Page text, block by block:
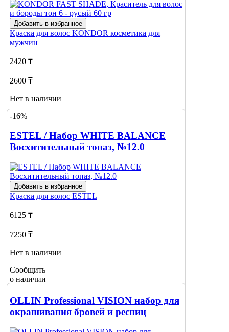
Добавить в избранное
Краска для волос KONDOR косметика для
мужчин
2420 ₸
2600 ₸
Нет в наличии
Сообщить
-16%
ESTEL / Набор WHITE BALANCE
Восхитительный топаз, №12.0
Добавить в избранное
Краска для волос ESTEL
6125 ₸
7250 ₸
Нет в наличии
Сообщить
о наличии
OLLIN Professional VISION набор для
окрашивания бровей и ресниц